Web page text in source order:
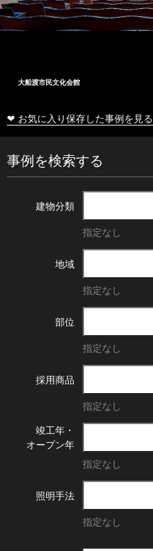
大船渡市民文化会館
❤ お気に入り保存した事例を見る
事例を検索する
建物分類
指定なし
地域
指定なし
部位
指定なし
採用商品
指定なし
竣工年・
オープン年
指定なし
照明手法
指定なし